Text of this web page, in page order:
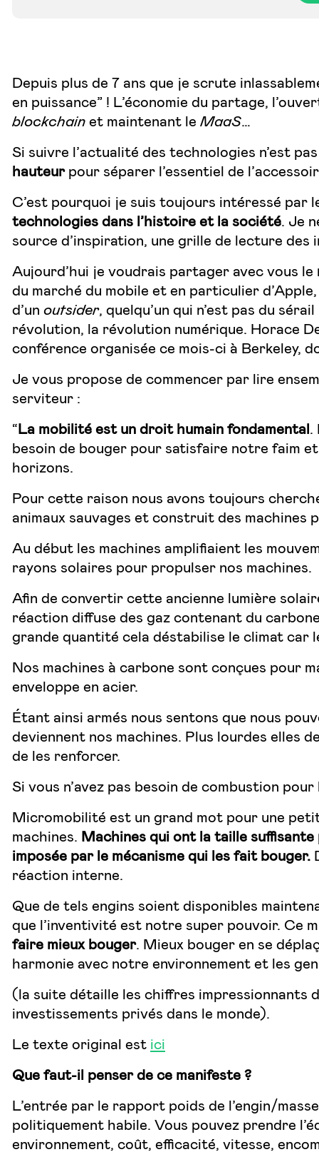
Depuis plus de 7 ans que je scrute
en puissance” ! L’économie du partage,
blockchain et maintenant le MaaS
Si suivre l’actualité des technologies n’est
hauteurpour séparer l’essentiel de
C’est pourquoi je suis toujours intéressé par
technologies dans l’histoire et la société . Je
source d’inspiration, une grille de lecture des
Aujourd’hui je voudrais partager avec vous le
du marché du mobile et en particulier
d’un outsider, quelqu’un qui n’est pas du
révolution, la révolution numérique. Horace
conférence organisée ce mois-ci à Berkeley,
Je vous propose de commencer par lire
serviteur :
“La mobilité est un droit humain fondamental
besoin de bouger pour satisfaire notre faim
horizons.
Pour cette raison nous avons toujours
animaux sauvages et construit des machines
Au début les machines amplifiaient les
rayons solaires pour propulser nos machines.
Afin de convertir cette ancienne lumière
réaction diffuse des gaz contenant du
grande quantité cela déstabilise le climat
Nos machines à carbone sont conçues pour
enveloppe en acier.
Étant ainsi armés nous sentons que nous
deviennent nos machines. Plus lourdes elles
de les renforcer.
Si vous n’avez pas besoin de combustion
Micromobilité est un grand mot pour une
machines. Machines qui ont la taille
imposée par le mécanisme qui les fait bouger.
réaction interne.
Que de tels engins soient disponibles
que l’inventivité est notre super pouvoir. Ce
faire mieux bouger. Mieux bouger en se
harmonie avec notre environnement et les
(la suite détaille les chiffres impressionnants
investissements privés dans le monde).
Le texte original est ici
Que faut-il penser de ce manifeste ?
L’entrée par le rapport poids de l’engin/
politiquement habile. Vous pouvez prendre
environnement, coût, efficacité, vitesse,